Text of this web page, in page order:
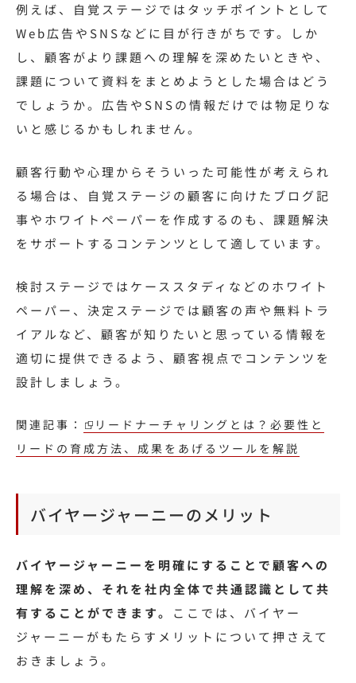
例えば、自覚ステージではタッチポイントとして
Web広告やSNSなどに目が行きがちです。しか
し、顧客がより課題への理解を深めたいときや、
課題について資料をまとめようとした場合はどう
でしょうか。広告やSNSの情報だけでは物足りな
いと感じるかもしれません。
顧客行動や心理からそういった可能性が考えられ
る場合は、自覚ステージの顧客に向けたブログ記
事やホワイトペーパーを作成するのも、課題解決
をサポートするコンテンツとして適しています。
検討ステージではケーススタディなどのホワイト
ペーパー、決定ステージでは顧客の声や無料トラ
イアルなど、顧客が知りたいと思っている情報を
適切に提供できるよう、顧客視点でコンテンツを
設計しましょう。
関連記事：
リードナーチャリングとは？必要性と
リードの育成方法、成果をあげるツールを解説
バイヤージャーニーのメリット
バイヤージャーニーを明確にすることで顧客への
理解を深め、それを社内全体で共通認識として共
有することができます。 ここでは、バイヤー
ジャーニーがもたらすメリットについて押さえて
おきましょう。